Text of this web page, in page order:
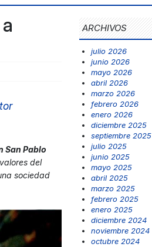
San Pablo
del
sociedad
ARCHIVOS
julio 2026
junio 2026
mayo 2026
abril 2026
marzo 2026
febrero 2026
enero 2026
diciembre 2025
septiembre 2025
julio 2025
junio 2025
mayo 2025
abril 2025
marzo 2025
febrero 2025
enero 2025
diciembre 2024
noviembre 2024
octubre 2024